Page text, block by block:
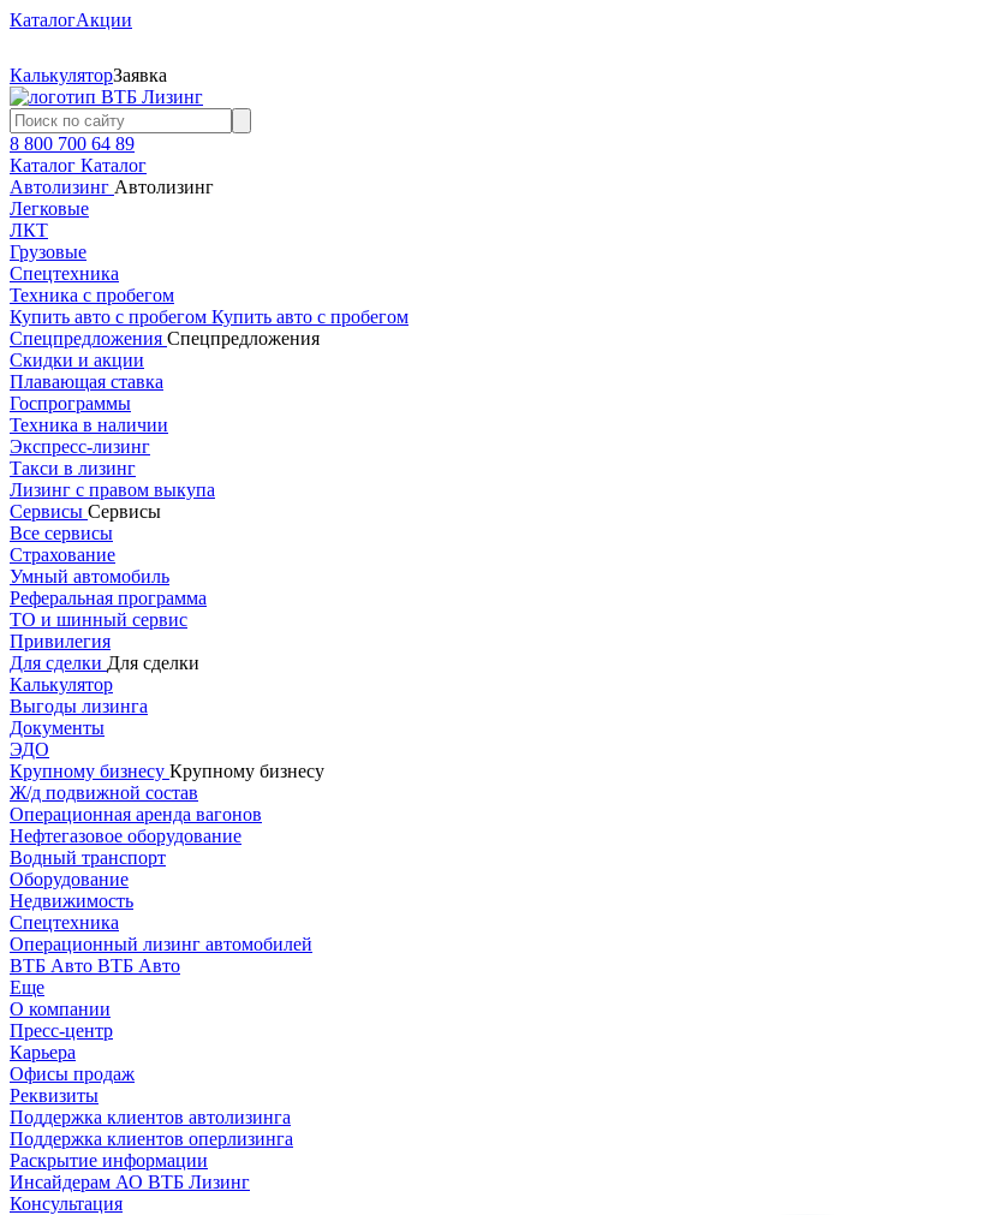
КаталогАкции
КалькуляторЗаявка
8 800 700 64 89
Каталог Каталог
Автолизинг Автолизинг
Легковые
ЛКТ
Грузовые
Спецтехника
Техника с пробегом
Купить авто с пробегом Купить авто с пробегом
Спецпредложения Спецпредложения
Скидки и акции
Плавающая ставка
Госпрограммы
Техника в наличии
Экспресс-лизинг
Такси в лизинг
Лизинг с правом выкупа
Сервисы Сервисы
Все сервисы
Страхование
Умный автомобиль
Реферальная программа
ТО и шинный сервис
Привилегия
Для сделки Для сделки
Калькулятор
Выгоды лизинга
Документы
ЭДО
Крупному бизнесу Крупному бизнесу
Ж/д подвижной состав
Операционная аренда вагонов
Нефтегазовое оборудование
Водный транспорт
Оборудование
Недвижимость
Спецтехника
Операционный лизинг автомобилей
ВТБ Авто ВТБ Авто
Еще
О компании
Пресс-центр
Карьера
Офисы продаж
Реквизиты
Поддержка клиентов автолизинга
Поддержка клиентов оперлизинга
Раскрытие информации
Инсайдерам АО ВТБ Лизинг
Консультация